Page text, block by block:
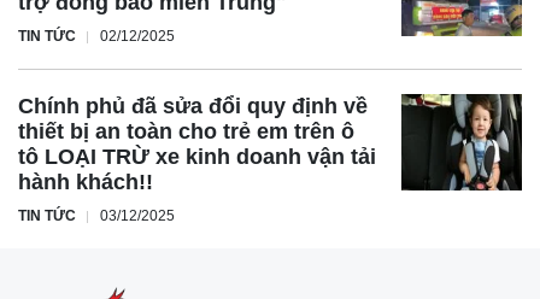
TIN TỨC 02/12/2025
Chính phủ đã sửa đổi quy định về
thiết bị an toàn cho trẻ em trên ô
tô LOẠI TRỪ xe kinh doanh vận tải
hành khách!!
TIN TỨC 03/12/2025